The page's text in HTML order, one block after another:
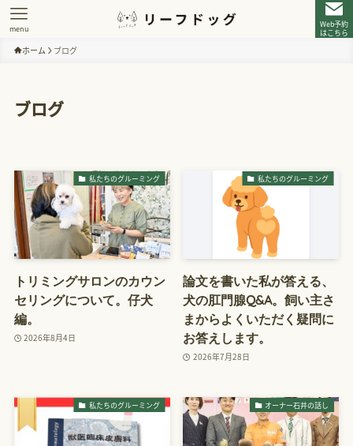
Web予約
はこちら
menu
ホーム ブログ
ブログ
私たちのグルーミング
トリミングサロンのカウン
セリングについて。仔犬
編。
2026年8月4日
私たちのグルーミング
論文を書いた私が答える、
犬の肛門腺Q&A。飼い主さ
まからよくいただく疑問に
お答えします。
2026年7月28日
私たちのグルーミング オーナー石井の話し